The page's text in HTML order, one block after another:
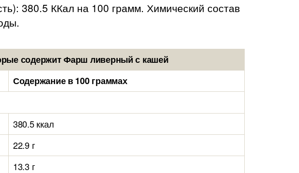
380.5 ККал на 100 грамм. Химический состав
содержит Фарш ливерный с кашей
Содержание в 100 граммах
380.5 ккал
22.9 г
13.3 г